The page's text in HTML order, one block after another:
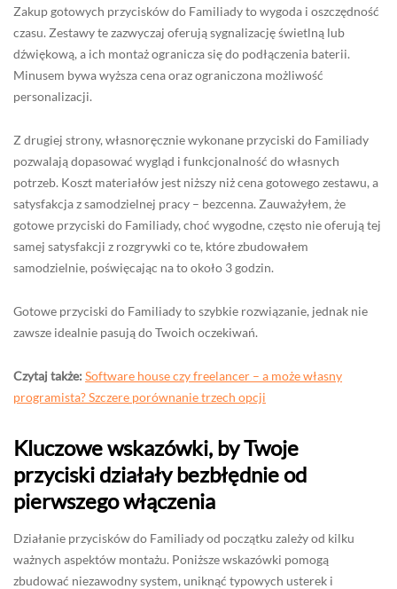
Zakup gotowych przycisków do Familiady to wygoda i oszczędność
czasu. Zestawy te zazwyczaj oferują sygnalizację świetlną lub
dźwiękową, a ich montaż ogranicza się do podłączenia baterii.
Minusem bywa wyższa cena oraz ograniczona możliwość
personalizacji.
Z drugiej strony, własnoręcznie wykonane przyciski do Familiady
pozwalają dopasować wygląd i funkcjonalność do własnych
potrzeb. Koszt materiałów jest niższy niż cena gotowego zestawu, a
satysfakcja z samodzielnej pracy – bezcenna. Zauważyłem, że
gotowe przyciski do Familiady, choć wygodne, często nie oferują tej
samej satysfakcji z rozgrywki co te, które zbudowałem
samodzielnie, poświęcając na to około 3 godzin.
Gotowe przyciski do Familiady to szybkie rozwiązanie, jednak nie
zawsze idealnie pasują do Twoich oczekiwań.
Czytaj także: Software house czy freelancer – a może własny
programista? Szczere porównanie trzech opcji
Kluczowe wskazówki, by Twoje
przyciski działały bezbłędnie od
pierwszego włączenia
Działanie przycisków do Familiady od początku zależy od kilku
ważnych aspektów montażu. Poniższe wskazówki pomogą
zbudować niezawodny system, uniknąć typowych usterek i